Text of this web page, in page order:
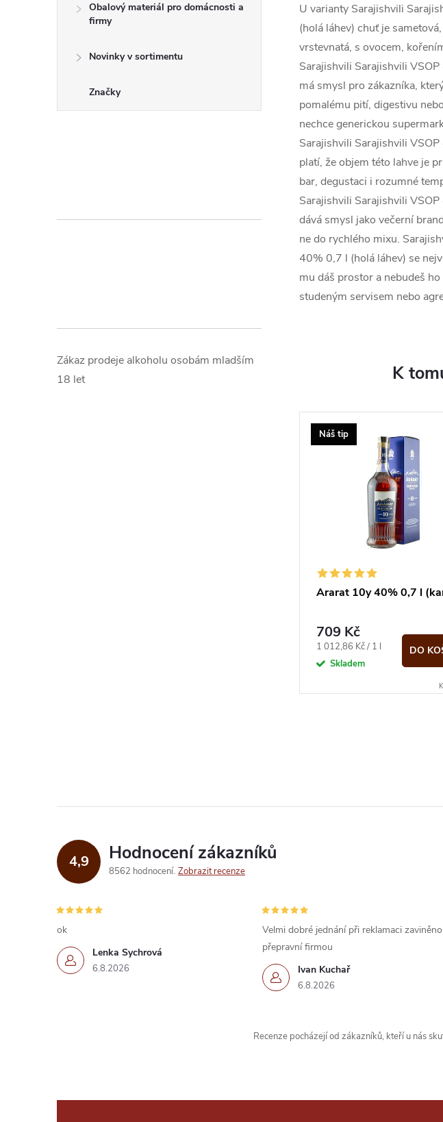
Obalový materiál pro domácnosti a
firmy
Novinky v sortimentu
Značky
Zákaz prodeje alkoholu osobám mladším
18 let
U varianty Sarajishvili
(holá láhev) chuť je
vrstevnatá, s ovocem,
Sarajishvili Sarajishvili
má smysl pro zákazníka,
pomalému pití, digestivu
nechce generickou
Sarajishvili Sarajishvili
platí, že objem této lahve je
bar, degustaci i rozumné
Sarajishvili Sarajishvili
dává smysl jako večerní
ne do rychlého mixu.
40% 0,7 l (holá láhev) se
mu dáš prostor a nebudeš
studeným servisem nebo
K
Náš tip
Ararat 10y 40% 0,7 l
709 Kč
Měrná
cena:
1 012,86 Kč / 1 l
Skladem
DO
4,9 Hodnocení zákazníků
8562 hodnocení Zobrazit recenze
Lenka Sychrová
6.8.2026
ok
Ivan Kuchař
6.8.2026
Velmi dobré jednání při reklamaci
přepravní firmou
Recenze pocházejí od zákazníků, kteří u nás